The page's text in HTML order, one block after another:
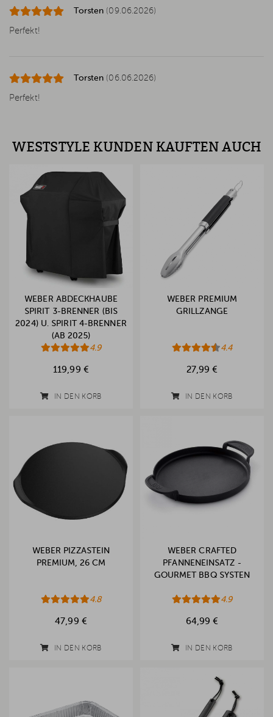
Torsten (09.06.2026)
Perfekt!
Torsten (06.06.2026)
Perfekt!
WESTSTYLE KUNDEN KAUFTEN AUCH
WEBER ABDECKHAUBE
SPIRIT 3-BRENNER (BIS
2024) U. SPIRIT 4-BRENNER
(AB 2025)
4.9
119,99 €
IN DEN KORB
WEBER PREMIUM
GRILLZANGE
4.4
27,99 €
IN DEN KORB
WEBER PIZZASTEIN
PREMIUM, 26 CM
4.8
47,99 €
IN DEN KORB
WEBER CRAFTED
PFANNENEINSATZ -
GOURMET BBQ SYSTEN
4.9
64,99 €
IN DEN KORB